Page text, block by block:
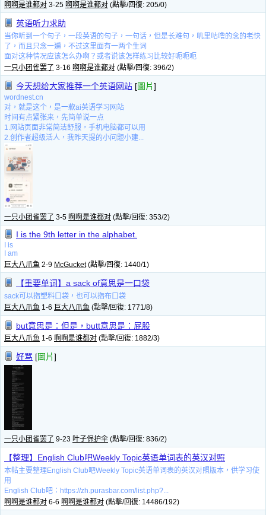
啊啊是谁都对 3-25 啊啊是谁都对 (點擊/回復: 205/0)
英语听力求助
当你听到一个句子，一段英语的句子，一句话，但是长难句，叽里咕噜的念的老快
了，而且只念一遍，不过这里面有一两个生词
面对这种情况应该怎么办啊？或者说该怎样练习比较好呃呃呃
一只小团雀罢了 3-16 啊啊是谁都对 (點擊/回復: 396/2)
今天想给大家推荐一个英语网站 [圖片]
wordnest.cn
对，就是这个，是一款ai英语学习网站
时间有点紧张来，先简单说一点
1.网站页面非常简洁舒服，手机电脑都可以用
2.创作者超级活人，我昨天提的小问题小建...
一只小团雀罢了 3-5 啊啊是谁都对 (點擊/回復: 353/2)
I is the 9th letter in the alphabet.
I is
I am
巨大八爪鱼 2-9 McGucket(點擊/回復: 1440/1)
【重要单词】a sack of意思是一口袋
sack可以指塑料口袋，也可以指布口袋
巨大八爪鱼 1-6 巨大八爪鱼 (點擊/回復: 1771/8)
but意思是：但是，butt意思是：屁股
巨大八爪鱼 1-6 啊啊是谁都对 (點擊/回復: 1882/3)
好骂 [圖片]
一只小团雀罢了 9-23 叶子保护伞 (點擊/回復: 836/2)
【整理】English Club吧Weekly Topic英语单词表的英汉对照
本帖主要整理English Club吧Weekly Topic英语单词表的英汉对照版本，供学习使
用
English Club吧：https://zh.purasbar.com/list.php?...
啊啊是谁都对 6-6 啊啊是谁都对 (點擊/回復: 14486/192)